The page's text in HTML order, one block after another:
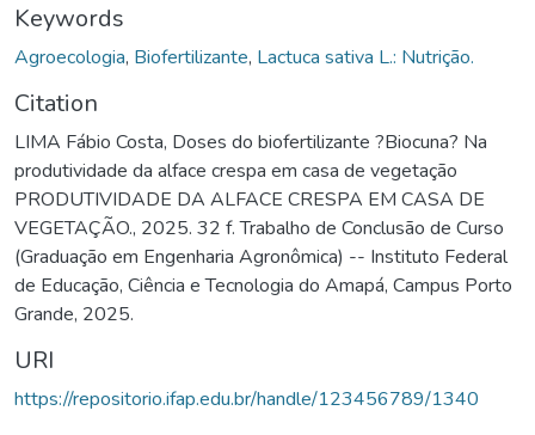
Keywords
Agroecologia, Biofertilizante, Lactuca sativa L.: Nutrição.
Citation
LIMA Fábio Costa, Doses do biofertilizante ?Biocuna? Na
produtividade da alface crespa em casa de vegetação
PRODUTIVIDADE DA ALFACE CRESPA EM CASA DE
VEGETAÇÃO., 2025. 32 f. Trabalho de Conclusão de Curso
(Graduação em Engenharia Agronômica) -- Instituto Federal
de Educação, Ciência e Tecnologia do Amapá, Campus Porto
Grande, 2025.
URI
https://repositorio.ifap.edu.br/handle/123456789/1340